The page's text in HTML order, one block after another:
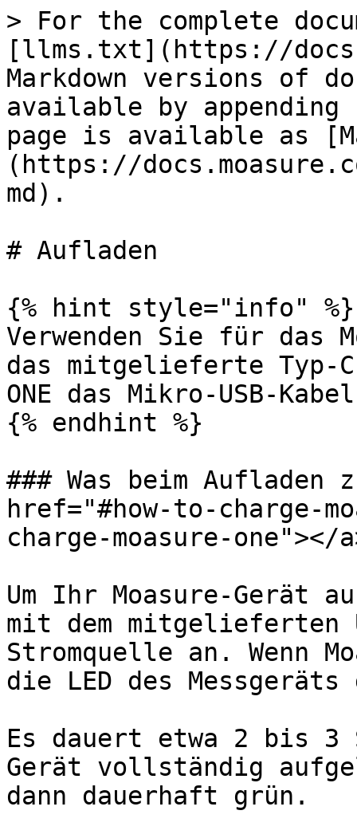
> For the complete
[llms.txt](https://
Markdown versions of
available by
page is available as
(https://
md).
# Aufladen
{% hint style="info" %}
Verwenden Sie für das
das mitgelieferte Typ-
ONE das Mikro-USB-
{% endhint %}
### Was beim Aufladen
href="#how-to-charge-
charge-moasure-one"></
Um Ihr Moasure-Gerät
mit dem mitgelieferten
Stromquelle an. Wenn
die LED des
Es dauert etwa 2 bis 3
Gerät vollständig
dann dauerhaft grün.